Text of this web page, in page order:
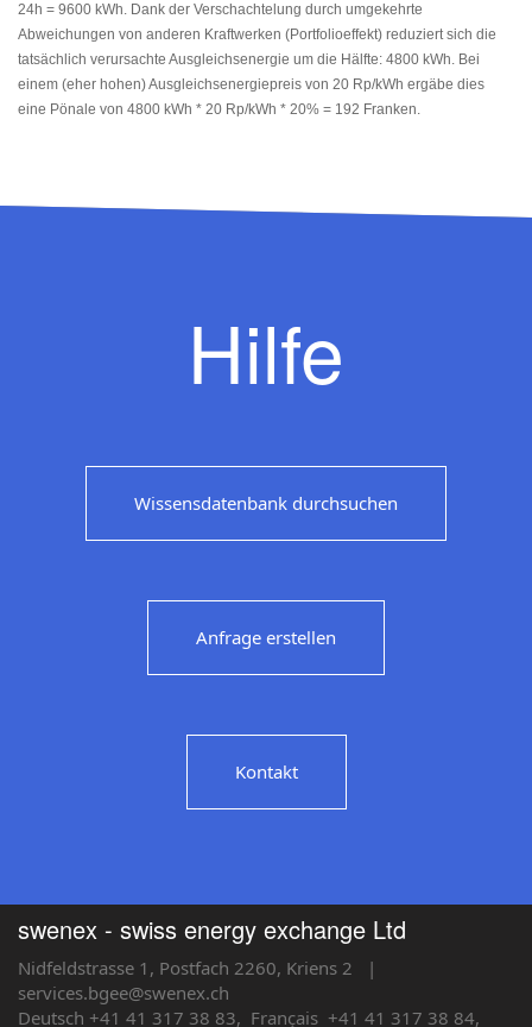
24h = 9600 kWh. Dank der Verschachtelung durch umgekehrte
Abweichungen von anderen Kraftwerken (Portfolioeffekt) reduziert sich die
tatsächlich verursachte Ausgleichsenergie um die Hälfte: 4800 kWh. Bei
einem (eher hohen) Ausgleichsenergiepreis von 20 Rp/kWh ergäbe dies
eine Pönale von 4800 kWh * 20 Rp/kWh * 20% = 192 Franken.
Hilfe
Wissensdatenbank durchsuchen
Anfrage erstellen
Kontakt
swenex - swiss energy exchange Ltd
Nidfeldstrasse 1, Postfach 2260, Kriens 2
|
services.bgee@swenex.ch
Deutsch +41 41 317 38 83, Français +41 41 317 38 84,